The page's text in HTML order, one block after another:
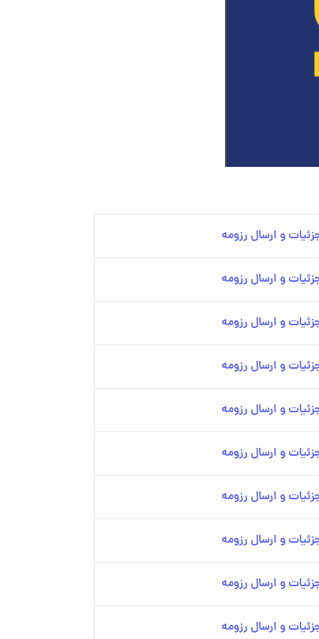
و ارسال رزومه
و ارسال رزومه
و ارسال رزومه
و ارسال رزومه
و ارسال رزومه
و ارسال رزومه
و ارسال رزومه
و ارسال رزومه
و ارسال رزومه
و ارسال رزومه